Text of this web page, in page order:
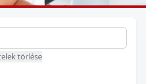
törlése